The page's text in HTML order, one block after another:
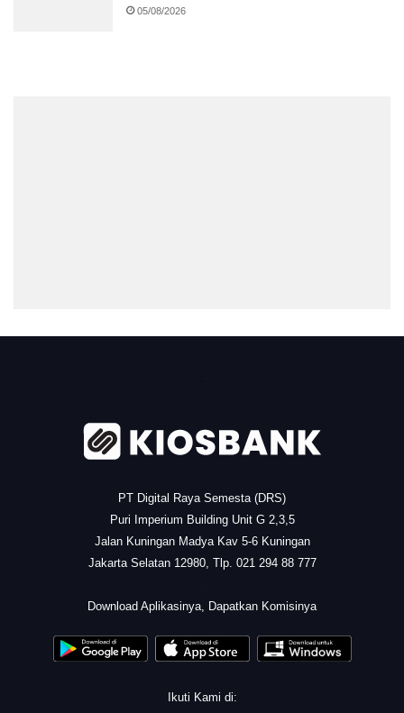
05/08/2026
PT Digital Raya Semesta (DRS)
Puri Imperium Building Unit G 2,3,5
Jalan Kuningan Madya Kav 5-6 Kuningan
Jakarta Selatan 12980, Tlp. 021 294 88 777
Download Aplikasinya, Dapatkan Komisinya
Ikuti Kami di: